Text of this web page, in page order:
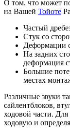
О том, что может
на Вашей Тойоте
Частый
Стук со
Деформации
На задних
деформация
Большие
местах
Различные звуки
сайлентблоков,
ходовой части.
ходовую и